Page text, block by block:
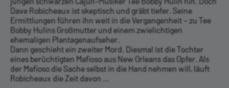
Dave Robicheaux ist skeptisch und gräbt tiefer. Seine
Ermittlungen führen ihn weit in die Vergangenheit – zu Tee
Bobby Hulins Großmutter und einem zwielichtigen
ehemaligen Plantagenaufseher.
Dann geschieht ein zweiter Mord. Diesmal ist die Tochter
eines berüchtigten Mafioso aus New Orleans das Opfer. Als
der Mafioso die Sache selbst in die Hand nehmen will, läuft
Robicheaux die Zeit davon ...